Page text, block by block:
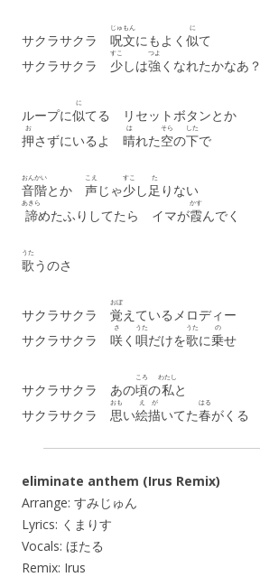
サクラサクラ 呪文
じゅもん
にもよく 似
に
て
サクラサクラ 少
すこ
しは強
つよ
くなれたかなあ？
ループに似
に
てる リセットボタンとか
押
お
さずにいるよ 晴
は
れた空
そら
の下
した
で
音階
おんかい
とか 声
こえ
じゃ少
すこ
し足
た
りない
諦
あきら
めたふりしてたら イマが霞
かす
んでく
歌
うた
うのさ
サクラサクラ 覚
おぼ
えているメロディー
サクラサクラ 咲
さ
く 唄
うた
だけを歌
うた
に乗
の
せ
サクラサクラ あの頃
ころ
の私
わたし
と
サクラサクラ 思
おも
い絵描
えが
いてた春
はる
がくる
eliminate anthem (Irus Remix)
Arrange: すみじゅん
Lyrics: くまりす
Vocals: ほたる
Remix: Irus